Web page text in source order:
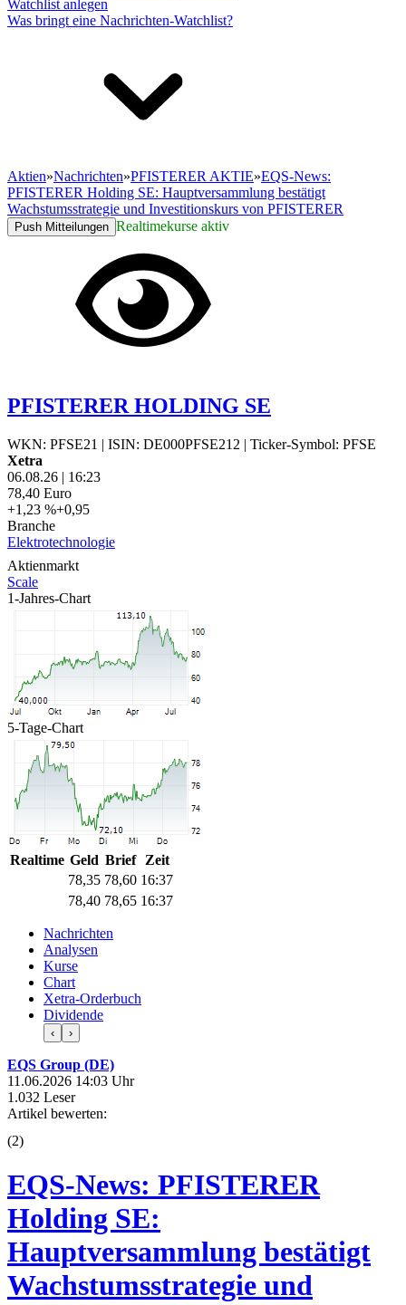
Watchlist anlegen
Was bringt eine Nachrichten-Watchlist?
Aktien»Nachrichten»PFISTERER AKTIE»EQS-News:
PFISTERER Holding SE: Hauptversammlung bestätigt
Wachstumsstrategie und Investitionskurs von PFISTERER
Push Mitteilungen Realtimekurse aktiv
PFISTERER HOLDING SE
WKN: PFSE21 | ISIN: DE000PFSE212 | Ticker-Symbol: PFSE
Xetra
06.08.26 | 16:23
78,40 Euro
+1,23 %+0,95
Branche
Elektrotechnologie
Aktienmarkt
Scale
1-Jahres-Chart
5-Tage-Chart
Realtime Geld Brief
Zeit
78,35 78,60 16:37
78,40 78,65 16:37
Nachrichten
Analysen
Kurse
Chart
Xetra-Orderbuch
Dividende
‹ ›
EQS Group (DE)
11.06.2026 14:03 Uhr
1.032 Leser
Artikel bewerten:
(2)
EQS-News: PFISTERER
Holding SE:
Hauptversammlung bestätigt
Wachstumsstrategie und